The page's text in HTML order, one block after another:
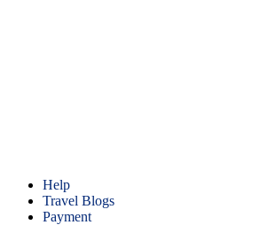
Help
Travel Blogs
Payment